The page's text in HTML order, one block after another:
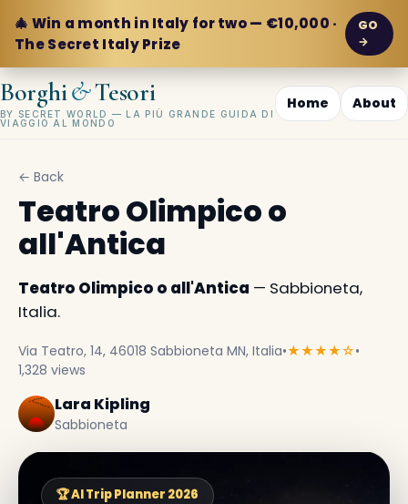
🎄 Win a month in Italy for two — €10,000 ·
The Secret Italy Prize
GO
→
Borghi&Tesori
BY SECRET WORLD — LA PIÙ GRANDE GUIDA DI
VIAGGIO AL MONDO
Home About
← Back
Teatro Olimpico o
all'Antica
Teatro Olimpico o all'Antica — Sabbioneta,
Italia.
Via Teatro, 14, 46018 Sabbioneta MN, Italia•★★★★☆•
1,328 views
Lara Kipling
Sabbioneta
🏆 AI Trip Planner 2026